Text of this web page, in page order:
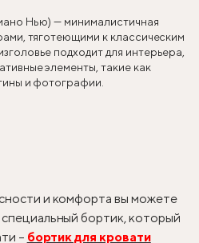
Нью) — минималистичная
тяготеющими к классическим
подходит для интерьера,
элементы, такие как
и фотографии.
и комфорта вы можете
бортик, который
– бортик для кровати